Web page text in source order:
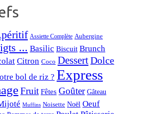
Assiette Complète Aubergine
... Basilic Biscuit Brunch
Citron Coco DessertDolce
bol de riz ? Express
Fruit Fêtes Goûter Gâteau
Muffins Noisette Noël Oeuf